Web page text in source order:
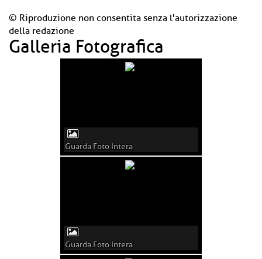
© Riproduzione non consentita senza l'autorizzazione
della redazione
Galleria Fotografica
Guarda Foto Intera
Guarda Foto Intera